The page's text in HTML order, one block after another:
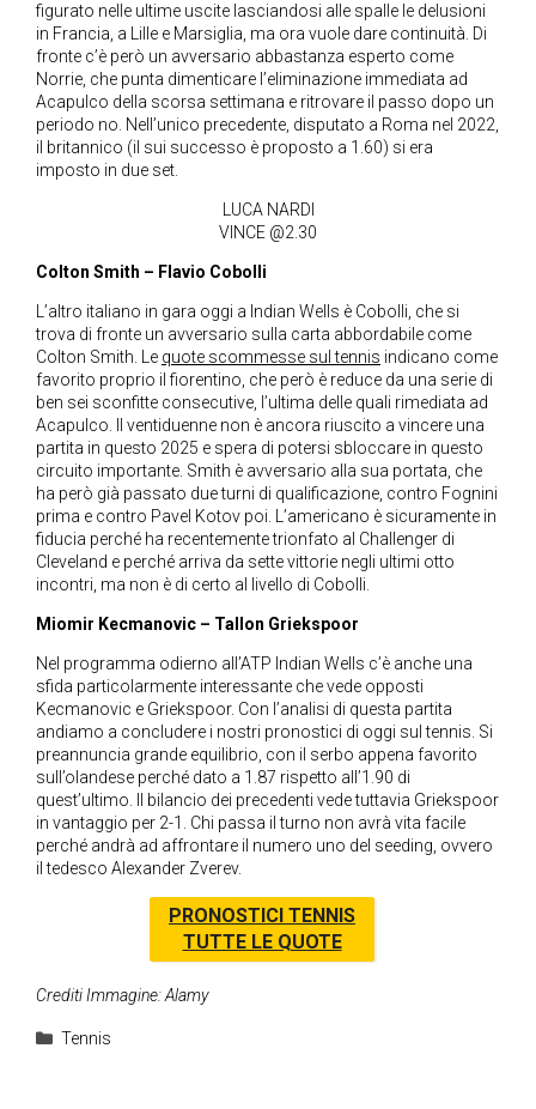
figurato nelle ultime uscite lasciandosi alle spalle le delusioni
in Francia, a Lille e Marsiglia, ma ora vuole dare continuità. Di
fronte c’è però un avversario abbastanza esperto come
Norrie, che punta dimenticare l’eliminazione immediata ad
Acapulco della scorsa settimana e ritrovare il passo dopo un
periodo no. Nell’unico precedente, disputato a Roma nel 2022,
il britannico (il sui successo è proposto a 1.60) si era
imposto in due set.
LUCA NARDI
VINCE @2.30
Colton Smith – Flavio Cobolli
L’altro italiano in gara oggi a Indian Wells è Cobolli, che si
trova di fronte un avversario sulla carta abbordabile come
Colton Smith. Le quote scommesse sul tennis indicano come
favorito proprio il fiorentino, che però è reduce da una serie di
ben sei sconfitte consecutive, l’ultima delle quali rimediata ad
Acapulco. Il ventiduenne non è ancora riuscito a vincere una
partita in questo 2025 e spera di potersi sbloccare in questo
circuito importante. Smith è avversario alla sua portata, che
ha però già passato due turni di qualificazione, contro Fognini
prima e contro Pavel Kotov poi. L’americano è sicuramente in
fiducia perché ha recentemente trionfato al Challenger di
Cleveland e perché arriva da sette vittorie negli ultimi otto
incontri, ma non è di certo al livello di Cobolli.
Miomir Kecmanovic – Tallon Griekspoor
Nel programma odierno all’ATP Indian Wells c’è anche una
sfida particolarmente interessante che vede opposti
Kecmanovic e Griekspoor. Con l’analisi di questa partita
andiamo a concludere i nostri pronostici di oggi sul tennis. Si
preannuncia grande equilibrio, con il serbo appena favorito
sull’olandese perché dato a 1.87 rispetto all’1.90 di
quest’ultimo. Il bilancio dei precedenti vede tuttavia Griekspoor
in vantaggio per 2-1. Chi passa il turno non avrà vita facile
perché andrà ad affrontare il numero uno del seeding, ovvero
il tedesco Alexander Zverev.
PRONOSTICI TENNIS
TUTTE LE QUOTE
Crediti Immagine: Alamy
Categorie
Tennis